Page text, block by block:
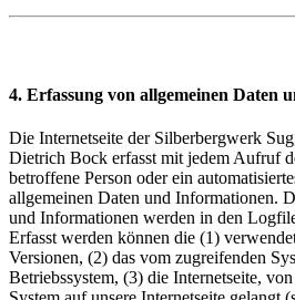
4. Erfassung von allgemeinen Daten
Die Internetseite der Silberbergwerk
Dietrich Bock erfasst mit jedem Aufruf
betroffene Person oder ein
allgemeinen Daten und Informationen.
und Informationen werden in den
Erfasst werden können die (1)
Versionen, (2) das vom zugreifenden
Betriebssystem, (3) die Internetseite,